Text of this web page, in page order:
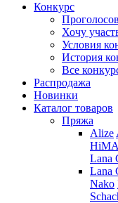
Конкурс
Хочу
Условия
История
Все
Распродажа
Новинки
Каталог товаров
Пряжа
Alize
Lana
Lana
Nako